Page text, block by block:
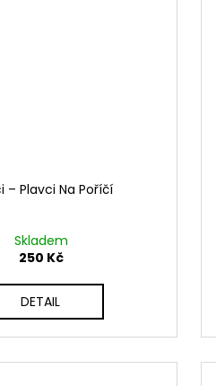
‎– Plavci Na Poříčí
Skladem
250 Kč
DETAIL